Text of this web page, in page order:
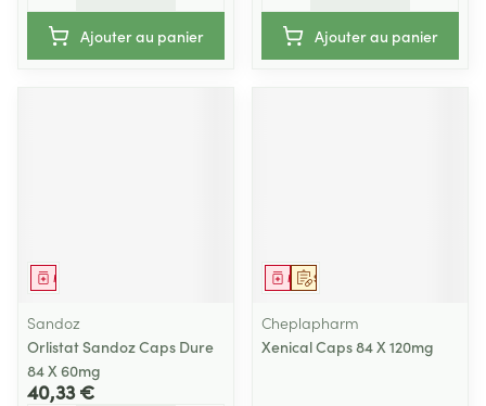
Ajouter au panier Ajouter au panier
Médicament
Sandoz
Orlistat Sandoz Caps Dure
84 X 60mg
40,33 €
Sur prescription
Médicament
Cheplapharm
Xenical Caps 84 X 120mg